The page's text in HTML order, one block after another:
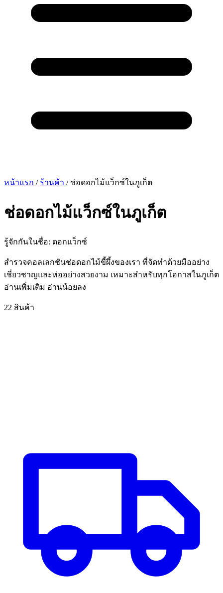
หน้าแรก / ร้านค้า / ช่อดอกไม้แว็กซ์ในภูเก็ต
ช่อดอกไม้แว็กซ์ในภูเก็ต
รู้จักกันในชื่อ: ดอกแว็กซ์
สำรวจคอลเลกชันช่อดอกไม้ขี้ผึ้งของเรา ที่จัดทำด้วยมืออย่าง
เชี่ยวชาญและห่ออย่างสวยงาม เหมาะสำหรับทุกโอกาสในภูเก็ต
อ่านเพิ่มเติม อ่านน้อยลง
22 สินค้า